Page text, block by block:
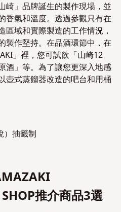
崎」品牌誕生的製作現場，並
香氣和溫度。透過參觀只有在
區域和實際製造的工作情況，
製作堅持。在品酒環節中，在
」裡 ，您可試飲「山崎12
酒」等。為了讓您更深入地感
壺式蒸餾器改造的吧台和用桶
）抽籤制
推介商品3選